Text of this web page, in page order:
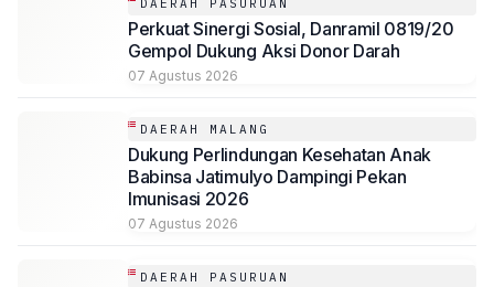
DAERAH PASURUAN
Perkuat Sinergi Sosial, Danramil 0819/20
Gempol Dukung Aksi Donor Darah
07 Agustus 2026
DAERAH MALANG
Dukung Perlindungan Kesehatan Anak
Babinsa Jatimulyo Dampingi Pekan
Imunisasi 2026
07 Agustus 2026
DAERAH PASURUAN